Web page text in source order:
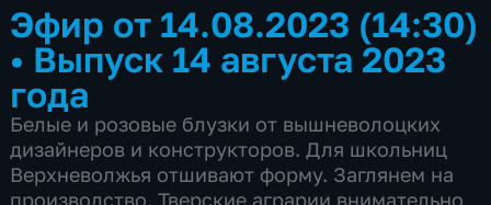
Эфир от 14.08.2023 (14:30)
• Выпуск 14 августа 2023
года
Белые и розовые блузки от вышневолоцких
дизайнеров и конструкторов. Для школьниц
Верхневолжья отшивают форму. Заглянем на
производство. Тверские аграрии внимательно